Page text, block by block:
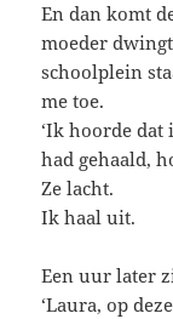
En dan komt
moeder
schoolplein
me toe.
‘Ik hoorde
had gehaald,
Ze lacht.
Ik haal uit.
Een uur later
‘Laura, op